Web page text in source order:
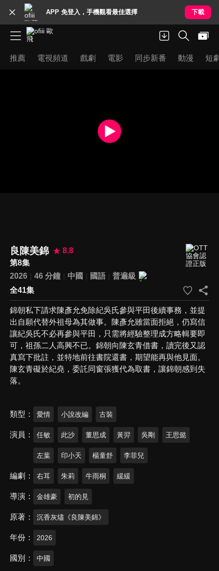
APP 免登入，手機觀看最佳選擇 下載
推薦 電視頻道 戲劇 電影 同步新番 動漫 短
良陳美錦
8.8
第8集
2026
46 分鐘 中國 國語
普遍級
全41集
錦朝私下請求陳彥允免除紀吳氏參與平田後續事務，並提
出自願代替外祖母為其做事。陳彥允雖當面拒絕，仍寫信
讓紀吳氏不必再參與平田，只需將經驗整理成方略輯要即
可，祖孫二人高興不已。錦朝向陳玄青借書，讀完後又認
真寫下批註，並特地前往書院還書，期望能再與他見面。
陳玄青礙於紀堯，委託同窗張獲代為取書，讓錦朝感到失
落。
類型 愛情 小說改編 古裝
演員 任敏 此沙 董思成 黃羿 吳剛 王思懿
左葉 印小天 楊童舒 李菲兒
編劇 右耳 朱莉 牛雨桐 緩緩
導演 金雄豪 初的見
原著 沉香灰燼《良陳美錦》
年份 2026
國別 中國